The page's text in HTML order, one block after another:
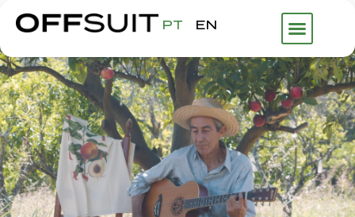
PT EN